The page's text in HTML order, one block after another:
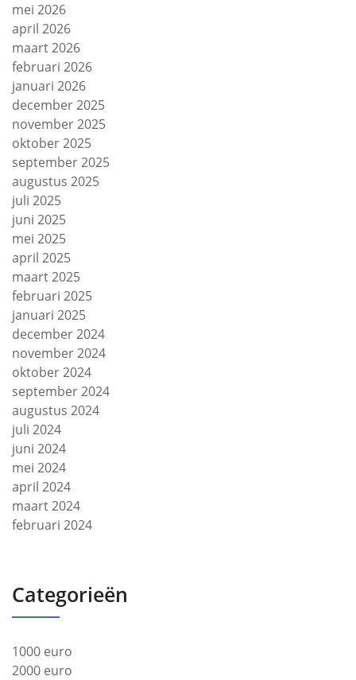
mei 2026
april 2026
maart 2026
februari 2026
januari 2026
december 2025
november 2025
oktober 2025
september 2025
augustus 2025
juli 2025
juni 2025
mei 2025
april 2025
maart 2025
februari 2025
januari 2025
december 2024
november 2024
oktober 2024
september 2024
augustus 2024
juli 2024
juni 2024
mei 2024
april 2024
maart 2024
februari 2024
Categorieën
1000 euro
2000 euro